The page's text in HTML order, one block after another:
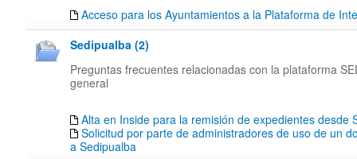
Acceso para los Ayuntamientos a la Plataforma de
Sedipualba (2)
Preguntas frecuentes relacionadas con la plataforma
general
Alta en Inside para la remisión de expedientes desde
Solicitud por parte de administradores de uso de un
a Sedipualba